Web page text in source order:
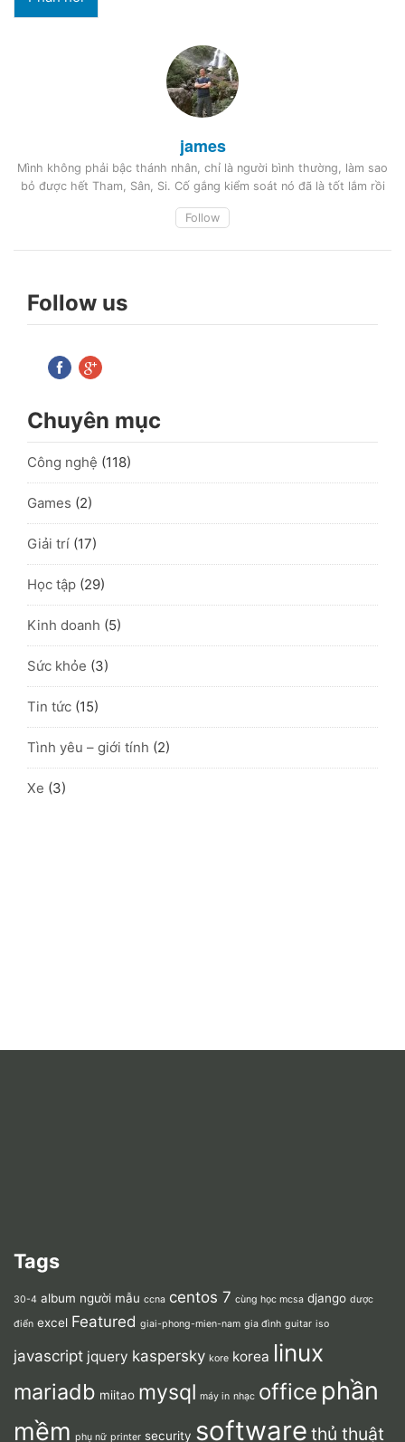
james
Mình không phải bậc thánh nhân, chỉ là người bình thường, làm sao
bỏ được hết Tham, Sân, Si. Cố gắng kiểm soát nó đã là tốt lắm rồi
Follow
Follow us
Chuyên mục
Công nghệ (118)
Games (2)
Giải trí (17)
Học tập (29)
Kinh doanh (5)
Sức khỏe (3)
Tin tức (15)
Tình yêu – giới tính (2)
Xe (3)
Tags
30-4 album người mẫu ccna centos 7 cùng học mcsa django dược
điển excel Featured giai-phong-mien-nam gia đình guitar iso
javascript jquery kaspersky kore korea linux
mariadb miitao mysql máy in nhạc office phần
mềm phụ nữ printer security software thủ thuật